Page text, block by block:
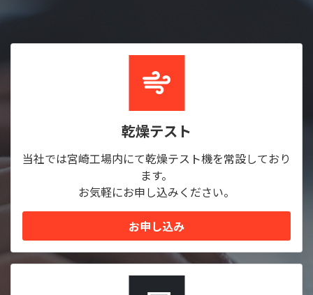
乾燥テスト
当社では宮崎工場内にて乾燥テスト機を常設しており
ます。
お気軽にお申し込みください。
お申し込み